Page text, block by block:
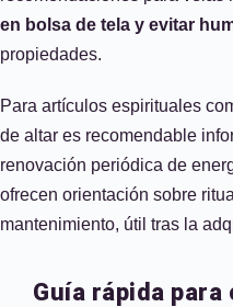
en bolsa de tela y evitar
propiedades.
Para artículos espirituales
de altar es recomendable
renovación periódica de
ofrecen orientación sobre
mantenimiento, útil tras la
Guía rápida